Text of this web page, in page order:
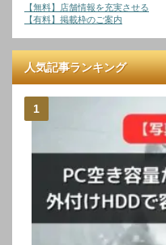
【無料】店舗情報を充実させる
【有料】掲載枠のご案内
人気記事ランキング